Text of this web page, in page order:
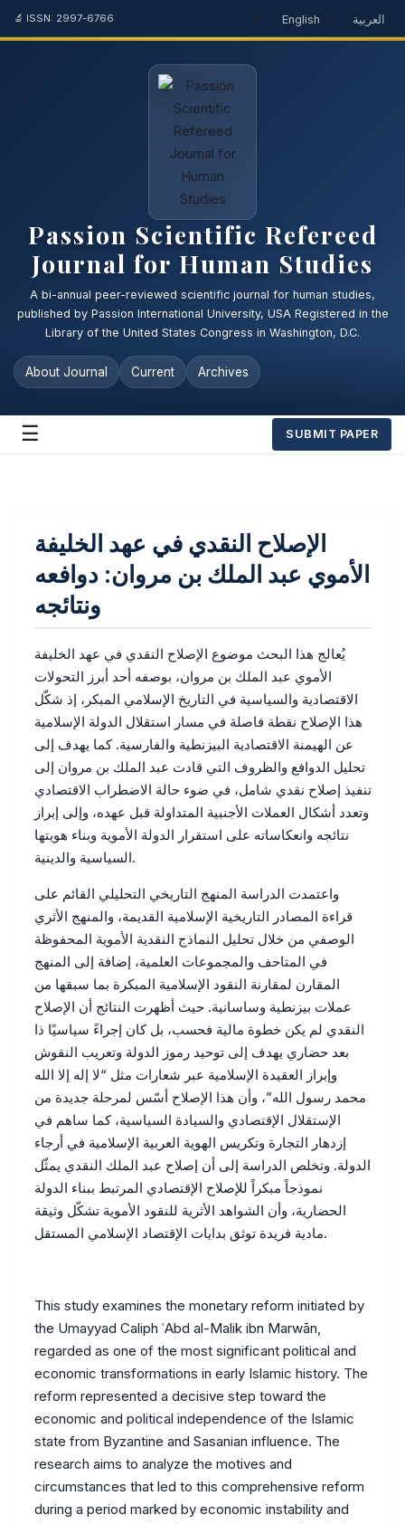
🔬 ISSN: 2997-6766 English العربية
Passion Scientific Refereed
Journal for Human Studies
A bi-annual peer-reviewed scientific journal for human studies,
published by Passion International University, USA Registered in the
Library of the United States Congress in Washington, D.C.
About Journal Current Archives
☰ SUBMIT PAPER
الإصلاح النقدي في عهد الخليفة
الأموي عبد الملك بن مروان: دوافعه
ونتائجه
يُعالج هذا البحث موضوع الإصلاح النقدي في عهد الخليفة
الأموي عبد الملك بن مروان، بوصفه أحد أبرز التحولات
الاقتصادية والسياسية في التاريخ الإسلامي المبكر، إذ شكّل
هذا الإصلاح نقطة فاصلة في مسار استقلال الدولة الإسلامية
عن الهيمنة الاقتصادية البيزنطية والفارسية. كما يهدف إلى
تحليل الدوافع والظروف التي قادت عبد الملك بن مروان إلى
تنفيذ إصلاح نقدي شامل، في ضوء حالة الاضطراب الاقتصادي
وتعدد أشكال العملات الأجنبية المتداولة قبل عهده، وإلى إبراز
نتائجه وانعكاساته على استقرار الدولة الأموية وبناء هويتها
السياسية والدينية.
واعتمدت الدراسة المنهج التاريخي التحليلي القائم على
قراءة المصادر التاريخية الإسلامية القديمة، والمنهج الأثري
الوصفي من خلال تحليل النماذج النقدية الأموية المحفوظة
في المتاحف والمجموعات العلمية، إضافة إلى المنهج
المقارن لمقارنة النقود الإسلامية المبكرة بما سبقها من
عملات بيزنطية وساسانية. حيث أظهرت النتائج أن الإصلاح
النقدي لم يكن خطوة مالية فحسب، بل كان إجراءً سياسيًا ذا
بعد حضاري يهدف إلى توحيد رموز الدولة وتعريب النقوش
وإبراز العقيدة الإسلامية عبر شعارات مثل “لا إله إلا الله
محمد رسول الله”، وأن هذا الإصلاح أسّس لمرحلة جديدة من
الإستقلال الإقتصادي والسيادة السياسية، كما ساهم في
إزدهار التجارة وتكريس الهوية العربية الإسلامية في أرجاء
الدولة. وتخلص الدراسة إلى أن إصلاح عبد الملك النقدي يمثّل
نموذجاً مبكراً للإصلاح الإقتصادي المرتبط ببناء الدولة
الحضارية، وأن الشواهد الأثرية للنقود الأموية تشكّل وثيقة
مادية فريدة توثق بدايات الإقتصاد الإسلامي المستقل.
This study examines the monetary reform initiated by
the Umayyad Caliph ʿAbd al-Malik ibn Marwān,
regarded as one of the most significant political and
economic transformations in early Islamic history. The
reform represented a decisive step toward the
economic and political independence of the Islamic
state from Byzantine and Sasanian influence. The
research aims to analyze the motives and
circumstances that led to this comprehensive reform
during a period marked by economic instability and